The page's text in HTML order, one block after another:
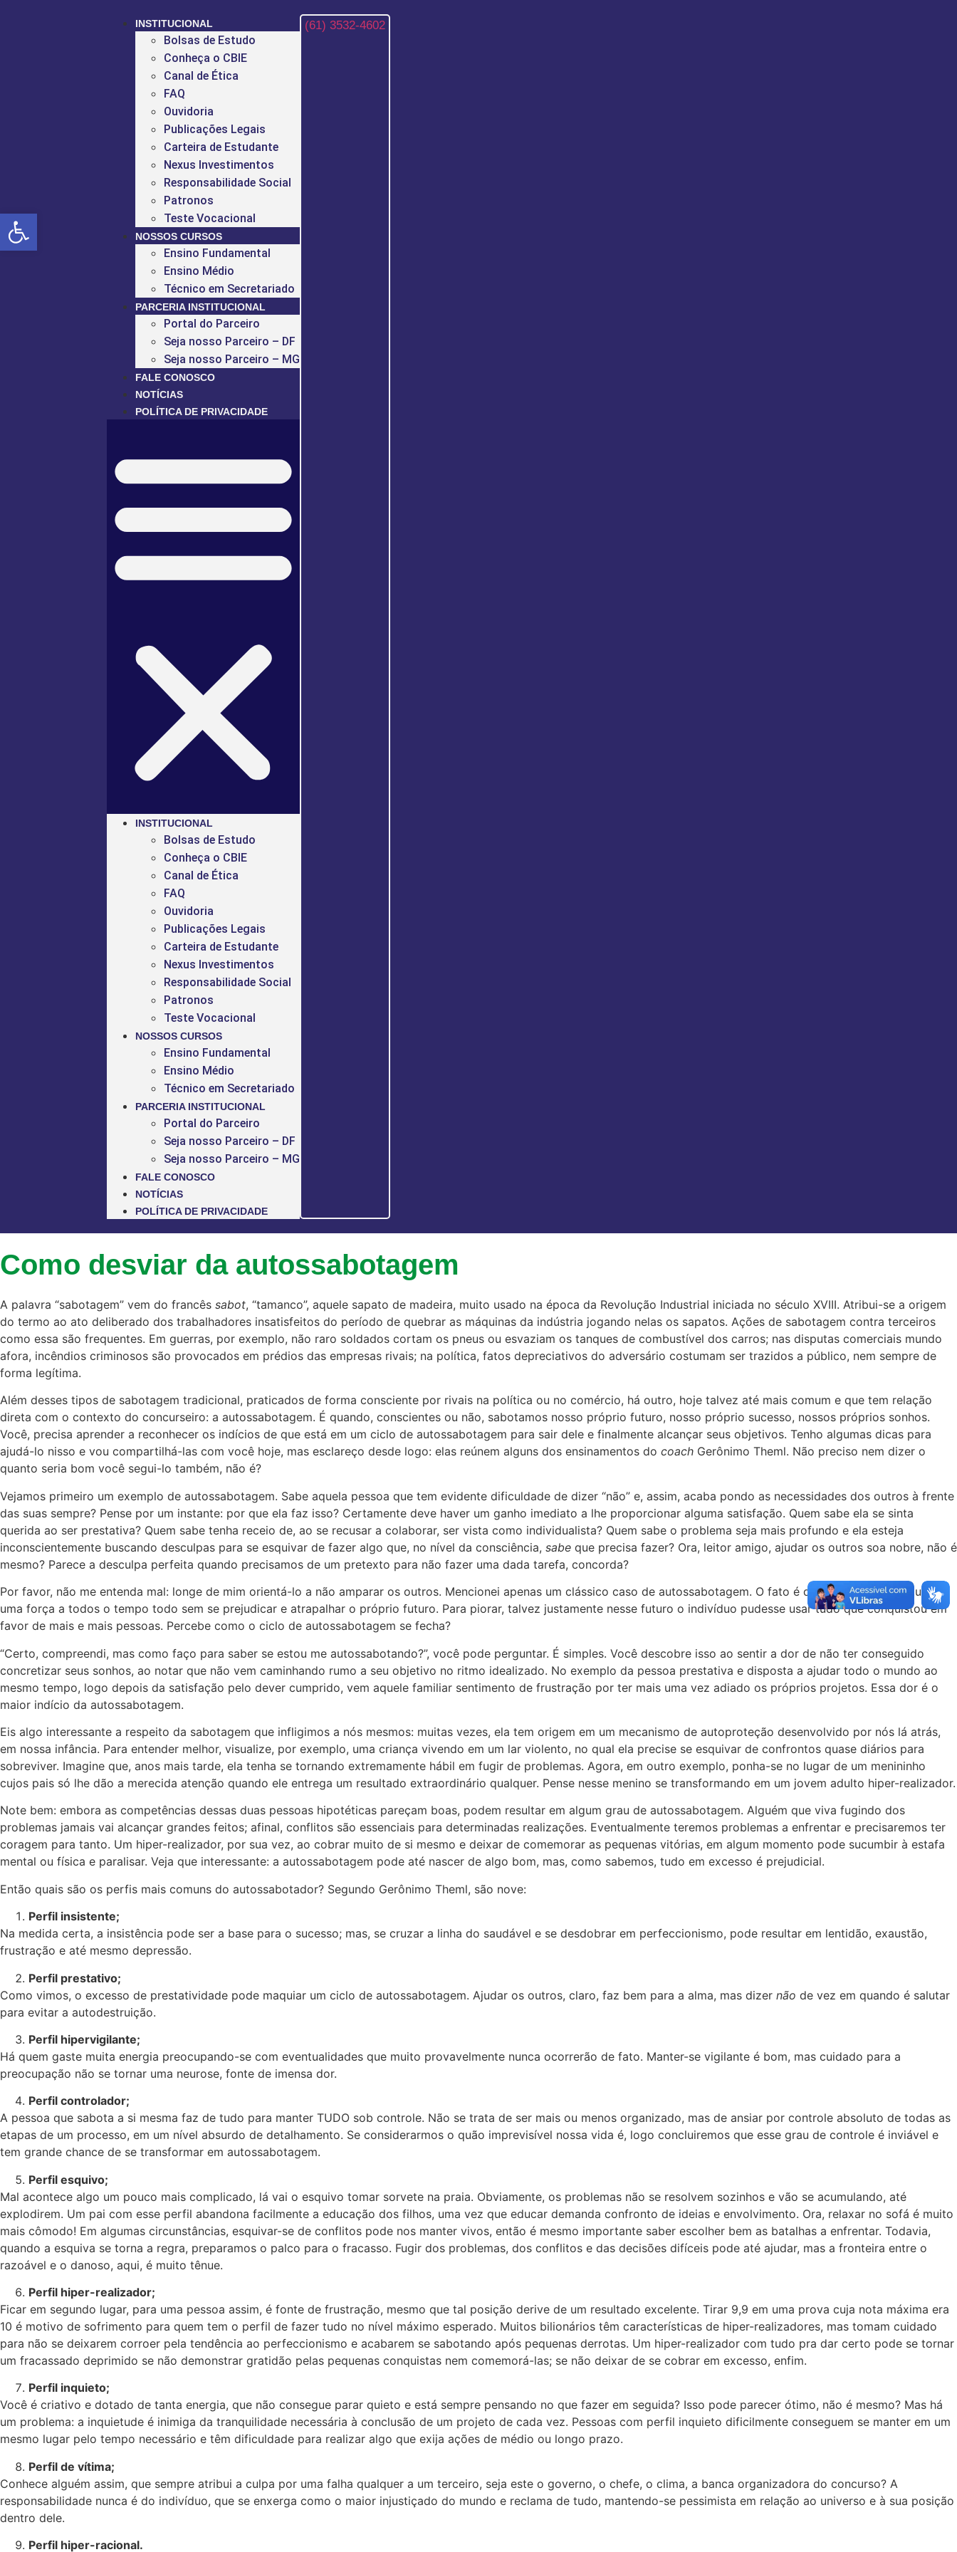
INSTITUCIONAL
Bolsas de Estudo
Conheça o CBIE
Canal de Ética
FAQ
Ouvidoria
Publicações Legais
Carteira de Estudante
Nexus Investimentos
Responsabilidade Social
Patronos
Teste Vocacional
NOSSOS CURSOS
Ensino Fundamental
Ensino Médio
Técnico em Secretariado
PARCERIA INSTITUCIONAL
Portal do Parceiro
Seja nosso Parceiro – DF
Seja nosso Parceiro – MG
FALE CONOSCO
NOTÍCIAS
POLÍTICA DE PRIVACIDADE
INSTITUCIONAL
Bolsas de Estudo
Conheça o CBIE
Canal de Ética
FAQ
Ouvidoria
Publicações Legais
Carteira de Estudante
Nexus Investimentos
Responsabilidade Social
Patronos
Teste Vocacional
NOSSOS CURSOS
Ensino Fundamental
Ensino Médio
Técnico em Secretariado
PARCERIA INSTITUCIONAL
Portal do Parceiro
Seja nosso Parceiro – DF
Seja nosso Parceiro – MG
FALE CONOSCO
NOTÍCIAS
POLÍTICA DE PRIVACIDADE
(61) 3532-4602
Como desviar da autossabotagem
A palavra “sabotagem” vem do francês sabot, “tamanco”, aquele sapato de madeira, muito usado na época da Revolução Industrial iniciada no século XVIII. Atribui-se a origem
do termo ao ato deliberado dos trabalhadores insatisfeitos do período de quebrar as máquinas da indústria jogando nelas os sapatos. Ações de sabotagem contra terceiros
como essa são frequentes. Em guerras, por exemplo, não raro soldados cortam os pneus ou esvaziam os tanques de combustível dos carros; nas disputas comerciais mundo
afora, incêndios criminosos são provocados em prédios das empresas rivais; na política, fatos depreciativos do adversário costumam ser trazidos a público, nem sempre de
forma legítima.
Além desses tipos de sabotagem tradicional, praticados de forma consciente por rivais na política ou no comércio, há outro, hoje talvez até mais comum e que tem relação
direta com o contexto do concurseiro: a autossabotagem. É quando, conscientes ou não, sabotamos nosso próprio futuro, nosso próprio sucesso, nossos próprios sonhos.
Você, precisa aprender a reconhecer os indícios de que está em um ciclo de autossabotagem para sair dele e finalmente alcançar seus objetivos. Tenho algumas dicas para
ajudá-lo nisso e vou compartilhá-las com você hoje, mas esclareço desde logo: elas reúnem alguns dos ensinamentos do coach Gerônimo Theml. Não preciso nem dizer o
quanto seria bom você segui-lo também, não é?
Vejamos primeiro um exemplo de autossabotagem. Sabe aquela pessoa que tem evidente dificuldade de dizer “não” e, assim, acaba pondo as necessidades dos outros à frente
das suas sempre? Pense por um instante: por que ela faz isso? Certamente deve haver um ganho imediato a lhe proporcionar alguma satisfação. Quem sabe ela se sinta
querida ao ser prestativa? Quem sabe tenha receio de, ao se recusar a colaborar, ser vista como individualista? Quem sabe o problema seja mais profundo e ela esteja
inconscientemente buscando desculpas para se esquivar de fazer algo que, no nível da consciência, sabe que precisa fazer? Ora, leitor amigo, ajudar os outros soa nobre, não é
mesmo? Parece a desculpa perfeita quando precisamos de um pretexto para não fazer uma dada tarefa, concorda?
Por favor, não me entenda mal: longe de mim orientá-lo a não amparar os outros. Mencionei apenas um clássico caso de autossabotagem. O fato é que ninguém consegue dar
uma força a todos o tempo todo sem se prejudicar e atrapalhar o próprio futuro. Para piorar, talvez justamente nesse futuro o indivíduo pudesse usar tudo que conquistou em
favor de mais e mais pessoas. Percebe como o ciclo de autossabotagem se fecha?
“Certo, compreendi, mas como faço para saber se estou me autossabotando?”, você pode perguntar. É simples. Você descobre isso ao sentir a dor de não ter conseguido
concretizar seus sonhos, ao notar que não vem caminhando rumo a seu objetivo no ritmo idealizado. No exemplo da pessoa prestativa e disposta a ajudar todo o mundo ao
mesmo tempo, logo depois da satisfação pelo dever cumprido, vem aquele familiar sentimento de frustração por ter mais uma vez adiado os próprios projetos. Essa dor é o
maior indício da autossabotagem.
Eis algo interessante a respeito da sabotagem que infligimos a nós mesmos: muitas vezes, ela tem origem em um mecanismo de autoproteção desenvolvido por nós lá atrás,
em nossa infância. Para entender melhor, visualize, por exemplo, uma criança vivendo em um lar violento, no qual ela precise se esquivar de confrontos quase diários para
sobreviver. Imagine que, anos mais tarde, ela tenha se tornando extremamente hábil em fugir de problemas. Agora, em outro exemplo, ponha-se no lugar de um menininho
cujos pais só lhe dão a merecida atenção quando ele entrega um resultado extraordinário qualquer. Pense nesse menino se transformando em um jovem adulto hiper-realizador.
Note bem: embora as competências dessas duas pessoas hipotéticas pareçam boas, podem resultar em algum grau de autossabotagem. Alguém que viva fugindo dos
problemas jamais vai alcançar grandes feitos; afinal, conflitos são essenciais para determinadas realizações. Eventualmente teremos problemas a enfrentar e precisaremos ter
coragem para tanto. Um hiper-realizador, por sua vez, ao cobrar muito de si mesmo e deixar de comemorar as pequenas vitórias, em algum momento pode sucumbir à estafa
mental ou física e paralisar. Veja que interessante: a autossabotagem pode até nascer de algo bom, mas, como sabemos, tudo em excesso é prejudicial.
Então quais são os perfis mais comuns do autossabotador? Segundo Gerônimo Theml, são nove:
Perfil insistente;
Na medida certa, a insistência pode ser a base para o sucesso; mas, se cruzar a linha do saudável e se desdobrar em perfeccionismo, pode resultar em lentidão, exaustão,
frustração e até mesmo depressão.
Perfil prestativo;
Como vimos, o excesso de prestatividade pode maquiar um ciclo de autossabotagem. Ajudar os outros, claro, faz bem para a alma, mas dizer não de vez em quando é salutar
para evitar a autodestruição.
Perfil hipervigilante;
Há quem gaste muita energia preocupando-se com eventualidades que muito provavelmente nunca ocorrerão de fato. Manter-se vigilante é bom, mas cuidado para a
preocupação não se tornar uma neurose, fonte de imensa dor.
Perfil controlador;
A pessoa que sabota a si mesma faz de tudo para manter TUDO sob controle. Não se trata de ser mais ou menos organizado, mas de ansiar por controle absoluto de todas as
etapas de um processo, em um nível absurdo de detalhamento. Se considerarmos o quão imprevisível nossa vida é, logo concluiremos que esse grau de controle é inviável e
tem grande chance de se transformar em autossabotagem.
Perfil esquivo;
Mal acontece algo um pouco mais complicado, lá vai o esquivo tomar sorvete na praia. Obviamente, os problemas não se resolvem sozinhos e vão se acumulando, até
explodirem. Um pai com esse perfil abandona facilmente a educação dos filhos, uma vez que educar demanda confronto de ideias e envolvimento. Ora, relaxar no sofá é muito
mais cômodo! Em algumas circunstâncias, esquivar-se de conflitos pode nos manter vivos, então é mesmo importante saber escolher bem as batalhas a enfrentar. Todavia,
quando a esquiva se torna a regra, preparamos o palco para o fracasso. Fugir dos problemas, dos conflitos e das decisões difíceis pode até ajudar, mas a fronteira entre o
razoável e o danoso, aqui, é muito tênue.
Perfil hiper-realizador;
Ficar em segundo lugar, para uma pessoa assim, é fonte de frustração, mesmo que tal posição derive de um resultado excelente. Tirar 9,9 em uma prova cuja nota máxima era
10 é motivo de sofrimento para quem tem o perfil de fazer tudo no nível máximo esperado. Muitos bilionários têm características de hiper-realizadores, mas tomam cuidado
para não se deixarem corroer pela tendência ao perfeccionismo e acabarem se sabotando após pequenas derrotas. Um hiper-realizador com tudo pra dar certo pode se tornar
um fracassado deprimido se não demonstrar gratidão pelas pequenas conquistas nem comemorá-las; se não deixar de se cobrar em excesso, enfim.
Perfil inquieto;
Você é criativo e dotado de tanta energia, que não consegue parar quieto e está sempre pensando no que fazer em seguida? Isso pode parecer ótimo, não é mesmo? Mas há
um problema: a inquietude é inimiga da tranquilidade necessária à conclusão de um projeto de cada vez. Pessoas com perfil inquieto dificilmente conseguem se manter em um
mesmo lugar pelo tempo necessário e têm dificuldade para realizar algo que exija ações de médio ou longo prazo.
Perfil de vítima;
Conhece alguém assim, que sempre atribui a culpa por uma falha qualquer a um terceiro, seja este o governo, o chefe, o clima, a banca organizadora do concurso? A
responsabilidade nunca é do indivíduo, que se enxerga como o maior injustiçado do mundo e reclama de tudo, mantendo-se pessimista em relação ao universo e à sua posição
dentro dele.
Perfil hiper-racional.
Open toolbar